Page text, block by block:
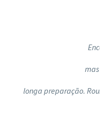
longa preparação.